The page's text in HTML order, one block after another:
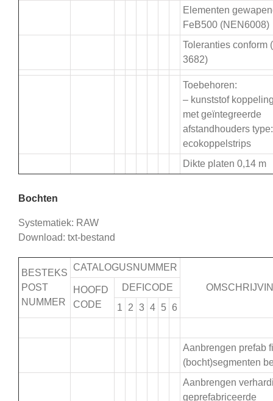
Elementen
FeB500 (NEN6008)
Toleranties conform
3682)
Toebehoren:
– kunststof
met geïntegreerde
afstandhouders type:
ecokoppelstrips
Dikte platen 0,14 m
Bochten
Systematiek: RAW
Download: txt-bestand
BESTEKS
POST
NUMMER
CATALOGUSNUMMER
HOOFD
CODE
DEFICODE
1
2 3 4 5 6
Aanbrengen prefab
(bocht)segmenten
Aanbrengen
geprefabriceerde